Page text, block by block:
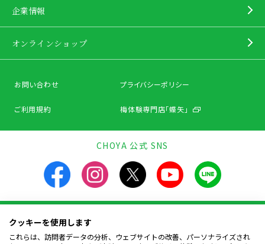
企業情報
オンラインショップ
お問い合わせ プライバシーポリシー
ご利用規約 梅体験専門店「蝶矢」
CHOYA 公式 SNS
飲酒は20歳になってから。飲酒運転は法律で禁止されています。
お酒は楽しく適量を。飲んだあとはリサイクルへ。
クッキーを使用します
これらは、訪問者データの分析、ウェブサイトの改善、パーソナライズされ